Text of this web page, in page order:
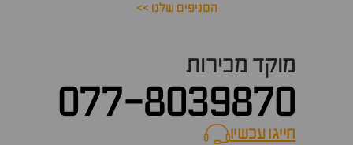
הסניפים שלנו >>
מוקד מכירות
077-8039870
חייגו עכשיוcall now